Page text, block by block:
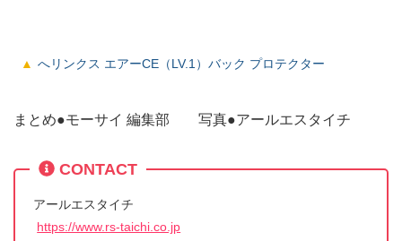
へリンクス エアーCE（LV.1）バック プロテクター
まとめ●モーサイ 編集部 写真●アールエスタイチ
CONTACT
アールエスタイチ
https://www.rs-taichi.co.jp